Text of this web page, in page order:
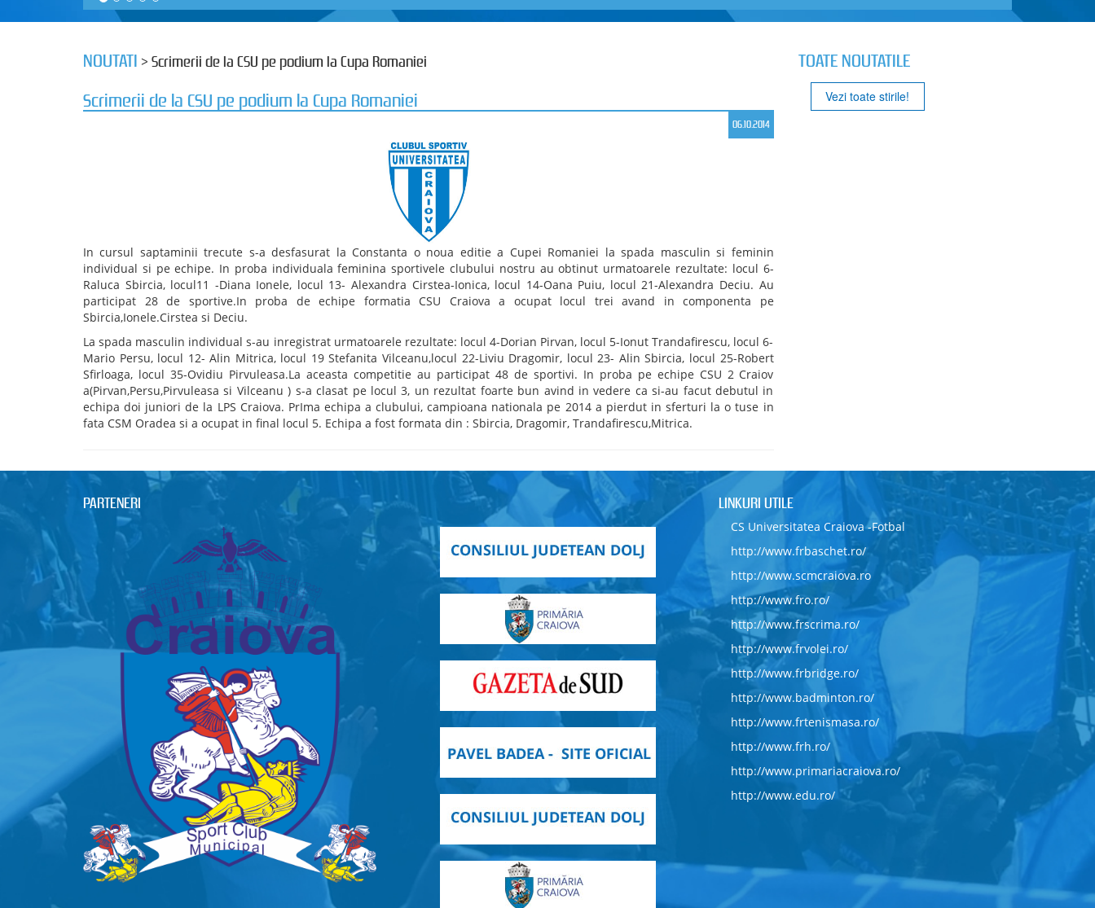
NOUTATI > Scrimerii de la CSU pe podium la Cupa Romaniei
Scrimerii de la CSU pe podium la Cupa Romaniei
06.10.2014
In cursul saptaminii trecute s-a desfasurat la Constanta o noua editie a Cupei Romaniei la spada masculin si feminin
individual si pe echipe. In proba individuala feminina sportivele clubului nostru au obtinut urmatoarele rezultate: locul 6-
Raluca Sbircia, locul11 -Diana Ionele, locul 13- Alexandra Cirstea-Ionica, locul 14-Oana Puiu, locul 21-Alexandra Deciu. Au
participat 28 de sportive.In proba de echipe formatia CSU Craiova a ocupat locul trei avand in componenta pe
Sbircia,Ionele.Cirstea si Deciu.
La spada masculin individual s-au inregistrat urmatoarele rezultate: locul 4-Dorian Pirvan, locul 5-Ionut Trandafirescu, locul 6-
Mario Persu, locul 12- Alin Mitrica, locul 19 Stefanita Vilceanu,locul 22-Liviu Dragomir, locul 23- Alin Sbircia, locul 25-Robert
Sfirloaga, locul 35-Ovidiu Pirvuleasa.La aceasta competitie au participat 48 de sportivi. In proba pe echipe CSU 2 Craiov
a(Pirvan,Persu,Pirvuleasa si Vilceanu ) s-a clasat pe locul 3, un rezultat foarte bun avind in vedere ca si-au facut debutul in
echipa doi juniori de la LPS Craiova. PrIma echipa a clubului, campioana nationala pe 2014 a pierdut in sferturi la o tuse in
fata CSM Oradea si a ocupat in final locul 5. Echipa a fost formata din : Sbircia, Dragomir, Trandafirescu,Mitrica.
TOATE NOUTATILE
Vezi toate stirile!
PARTENERI LINKURI UTILE
CS Universitatea Craiova -Fotbal
http://www.frbaschet.ro/
http://www.scmcraiova.ro
http://www.fro.ro/
http://www.frscrima.ro/
http://www.frvolei.ro/
http://www.frbridge.ro/
http://www.badminton.ro/
http://www.frtenismasa.ro/
http://www.frh.ro/
http://www.primariacraiova.ro/
http://www.edu.ro/